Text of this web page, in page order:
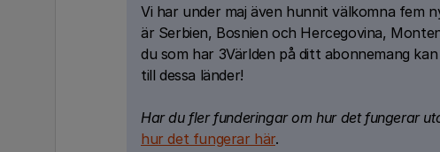
Vi har under maj även hunnit välkomna fem
är Serbien, Bosnien och Hercegovina,
du som har 3Världen på ditt abonnemang
till dessa länder!
Har du fler funderingar om hur det fungerar
hur det fungerar här.